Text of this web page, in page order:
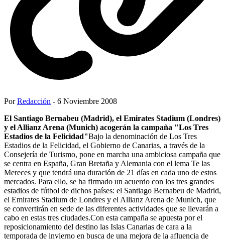
PorRedacción - 6 Noviembre 2008
El Santiago Bernabeu (Madrid), el Emirates Stadium (Londres)
y el Allianz Arena (Munich) acogerán la campaña "Los Tres
Estadios de la Felicidad"Bajo la denominación de Los Tres
Estadios de la Felicidad, el Gobierno de Canarias, a través de la
Consejería de Turismo, pone en marcha una ambiciosa campaña que
se centra en España, Gran Bretaña y Alemania con el lema Te las
Mereces y que tendrá una duración de 21 días en cada uno de estos
mercados. Para ello, se ha firmado un acuerdo con los tres grandes
estadios de fútbol de dichos países: el Santiago Bernabeu de Madrid,
el Emirates Stadium de Londres y el Allianz Arena de Munich, que
se convertirán en sede de las diferentes actividades que se llevarán a
cabo en estas tres ciudades.Con esta campaña se apuesta por el
reposicionamiento del destino las Islas Canarias de cara a la
temporada de invierno en busca de una mejora de la afluencia de